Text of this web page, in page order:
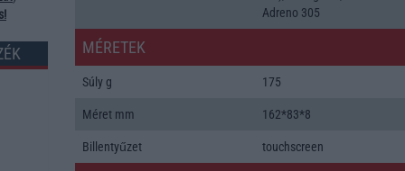
Adreno 305
MÉRETEK
Súly g 175
Méret mm 162*83*8
Billentyűzet touchscreen